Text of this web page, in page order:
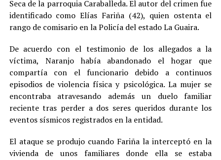
Seca de la parroquia Caraballeda. El autor del crimen fue
identificado como Elías Fariña (42), quien ostenta el
rango de comisario en la Policía del estado La Guaira.
De acuerdo con el testimonio de los allegados a la
víctima, Naranjo había abandonado el hogar que
compartía con el funcionario debido a continuos
episodios de violencia física y psicológica. La mujer se
encontraba atravesando además un duelo familiar
reciente tras perder a dos seres queridos durante los
eventos sísmicos registrados en la entidad.
El ataque se produjo cuando Fariña la interceptó en la
vivienda de unos familiares donde ella se estaba